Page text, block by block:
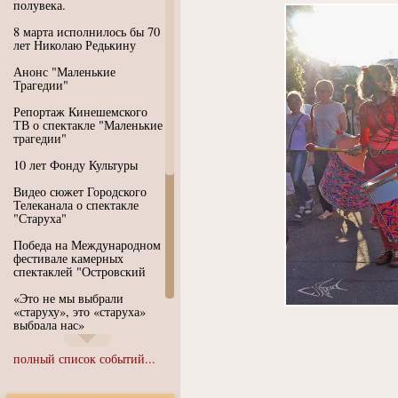
полувека.
8 марта исполнилось бы 70
лет Николаю Редькину
Анонс "Маленькие
Трагедии"
Репортаж Кинешемского
ТВ о спектакле "Маленькие
трагедии"
10 лет Фонду Культуры
Видео сюжет Городского
Телеканала о спектакле
"Старуха"
Победа на Международном
фестивале камерных
спектаклей "Островский
«Это не мы выбрали
«старуху», это «старуха»
выбрала нас»
Иммерсивный спектакль
"Язык чистого полета
полный список событий...